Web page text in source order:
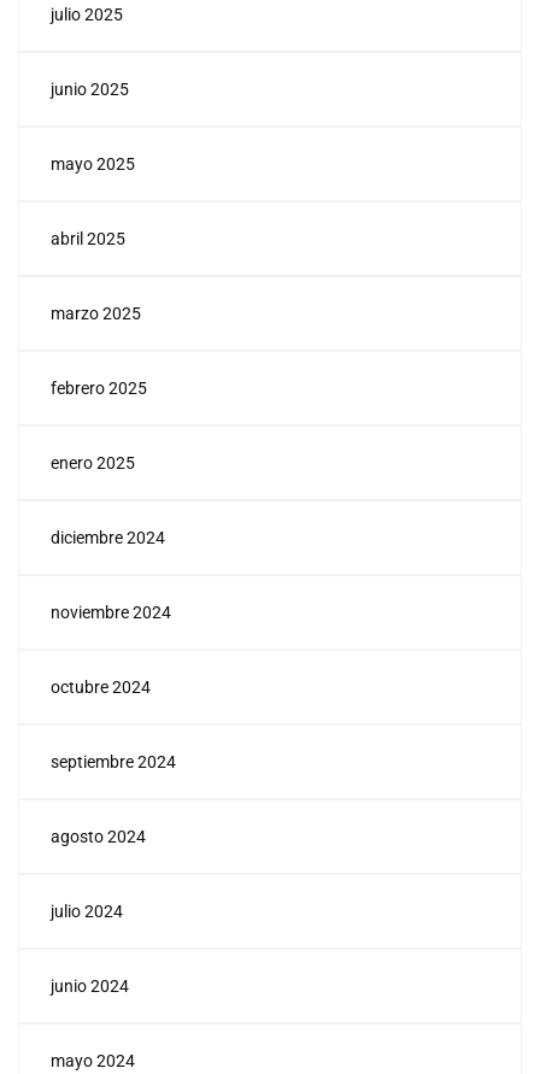
julio 2025
junio 2025
mayo 2025
abril 2025
marzo 2025
febrero 2025
enero 2025
diciembre 2024
noviembre 2024
octubre 2024
septiembre 2024
agosto 2024
julio 2024
junio 2024
mayo 2024